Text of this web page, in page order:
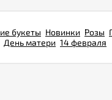
букеты Новинки Розы
День матери 14 февраля